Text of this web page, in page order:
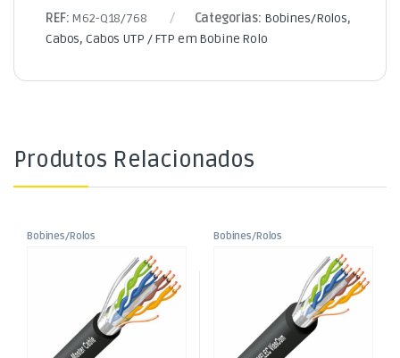
REF: M62-Q18/768 Categorias: Bobines/Rolos,
Cabos,Cabos UTP / FTP em Bobine Rolo
Produtos Relacionados
Bobines/Rolos
Cabos UTP / FTP em Bobine Rolo
Cabo FTP Cat6 Rígido Preto
Bobines/Rolos
Cabos UTP / FTP em Bobine Rolo
Cabo FTP CAT6 Rígido 305mt
Outdoor – Preto (Cobre)